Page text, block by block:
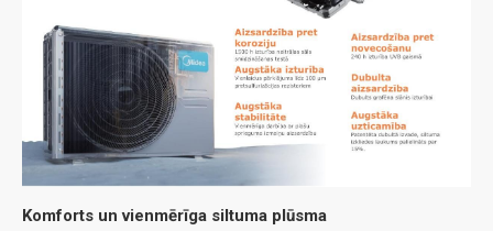
Komforts un vienmērīga siltuma plūsma